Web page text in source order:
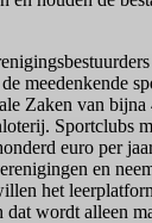
meedenkende
Zaken van
Sportclubs
euro per
en
het
wordt alleen